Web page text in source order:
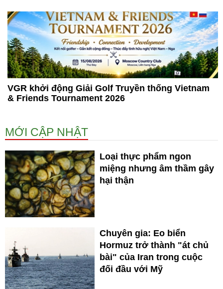
VGR khởi động Giải Golf Truyền thống Vietnam
& Friends Tournament 2026
MỚI CẬP NHẬT
Loại thực phẩm ngon
miệng nhưng âm thầm gây
hại thận
Chuyên gia: Eo biển
Hormuz trở thành "át chủ
bài" của Iran trong cuộc
đối đầu với Mỹ